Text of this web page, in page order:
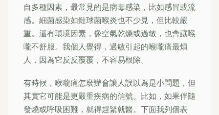
自多種因素，最常見的是病毒感染，比如感冒或流
感。細菌感染如鏈球菌喉炎也不少見，但比較嚴
重。還有環境因素，像空氣乾燥或過敏，也會讓喉
嚨不舒服。我個人覺得，過敏引起的喉嚨痛最煩
人，因為它反反覆覆，不容易根除。
有時候，喉嚨痛怎麼辦會讓人誤以為是小問題，但
其實它可能是更嚴重疾病的信號。比如，如果伴隨
發燒或呼吸困難，就得趕緊就醫。下面我列個表